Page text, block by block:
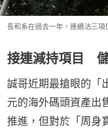
長和系在過去一年，連續沽三項
接連減持項目
誠哥近期最搶眼的「
元的海外碼頭資產出
推進，但對於「周身